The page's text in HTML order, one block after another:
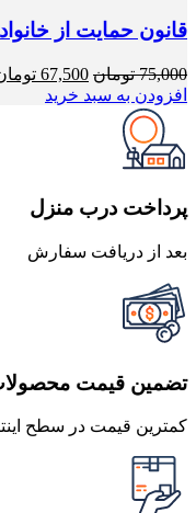
قانون حمایت از
75,000 تومان قیمت
اصلی
67,500
افزودن به سبد خرید
پرداخت درب منزل
بعد از دریافت سفارش
تضمین قیمت
کمترین قیمت در سطح